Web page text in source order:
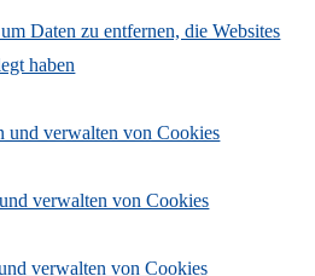
Daten zu entfernen, die Websites
haben
und verwalten von Cookies
verwalten von Cookies
verwalten von Cookies